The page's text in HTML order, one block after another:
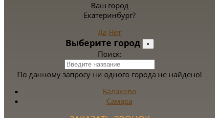
Ваш город
Екатеринбург?
Да Нет
Выберите город ×
Поиск:
По данному запросу ни одного города не найдено!
Балаково
Самара